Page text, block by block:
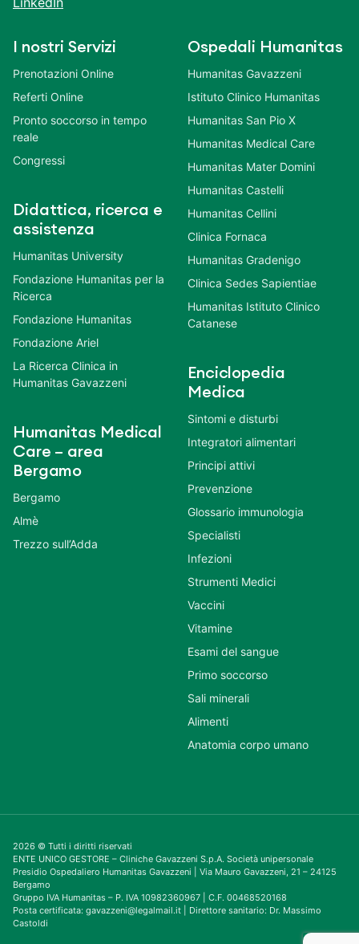
I nostri Servizi
Prenotazioni Online
Referti Online
Pronto soccorso in tempo
reale
Congressi
Didattica, ricerca e
assistenza
Humanitas University
Fondazione Humanitas per la
Ricerca
Fondazione Humanitas
Fondazione Ariel
La Ricerca Clinica in
Humanitas Gavazzeni
Humanitas Medical
Care – area
Bergamo
Bergamo
Almè
Trezzo sull’Adda
Ospedali Humanitas
Humanitas Gavazzeni
Istituto Clinico Humanitas
Humanitas San Pio X
Humanitas Medical Care
Humanitas Mater Domini
Humanitas Castelli
Humanitas Cellini
Clinica Fornaca
Humanitas Gradenigo
Clinica Sedes Sapientiae
Humanitas Istituto Clinico
Catanese
Enciclopedia
Medica
Sintomi e disturbi
Integratori alimentari
Principi attivi
Prevenzione
Glossario immunologia
Specialisti
Infezioni
Strumenti Medici
Vaccini
Vitamine
Esami del sangue
Primo soccorso
Sali minerali
Alimenti
Anatomia corpo umano
2026 © Tutti i diritti riservati
ENTE UNICO GESTORE – Cliniche Gavazzeni S.p.A. Società unipersonale
Presidio Ospedaliero Humanitas Gavazzeni | Via Mauro Gavazzeni, 21 – 24125
Bergamo
Gruppo IVA Humanitas – P. IVA 10982360967 | C.F. 00468520168
Posta certificata: gavazzeni@legalmail.it | Direttore sanitario: Dr. Massimo
Castoldi